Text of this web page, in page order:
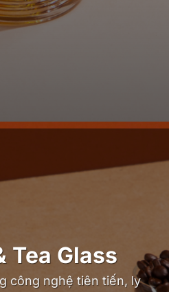
Tea Glass
công nghệ tiên tiến, ly